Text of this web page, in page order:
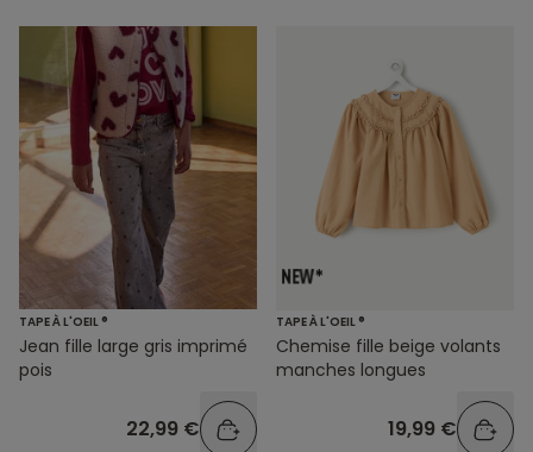
TAPE À L'OEIL ®
Jean fille large gris imprimé
pois
22,99 €
TAPE À L'OEIL ®
Chemise fille beige volants
manches longues
19,99 €